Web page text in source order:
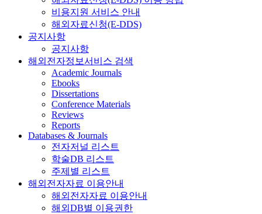
비용지원 서비스 안내
해외자료신청(E-DDS)
공지사항
공지사항
해외전자정보서비스 검색
Academic Journals
Ebooks
Dissertations
Conference Materials
Reviews
Reports
Databases & Journals
전자저널 리스트
학술DB 리스트
주제별 리스트
해외전자자료 이용안내
해외전자자료 이용안내
해외DB별 이용권한